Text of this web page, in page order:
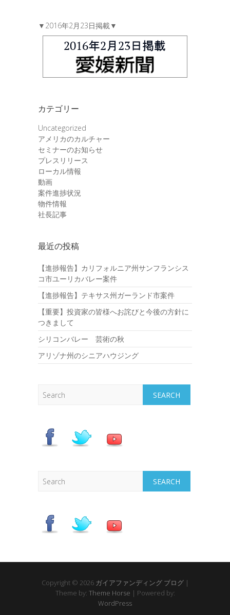
▼2016年2月23日掲載▼
カテゴリー
Uncategorized
アメリカのカルチャー
セミナーのお知らせ
プレスリリース
ローカル情報
動画
案件進捗状況
物件情報
社長記事
最近の投稿
【進捗報告】カリフォルニア州サンフランシス
コ市ユーリカバレー案件
【進捗報告】テキサス州ガーランド市案件
【重要】投資家の皆様へお詫びと今後の方針に
つきまして
シリコンバレー 芸術の秋
アリゾナ州のシニアハウジング
Search
Search
Copyright © 2026 ガイアファンディング ブログ|
Theme by: Theme Horse | Powered by:
WordPress